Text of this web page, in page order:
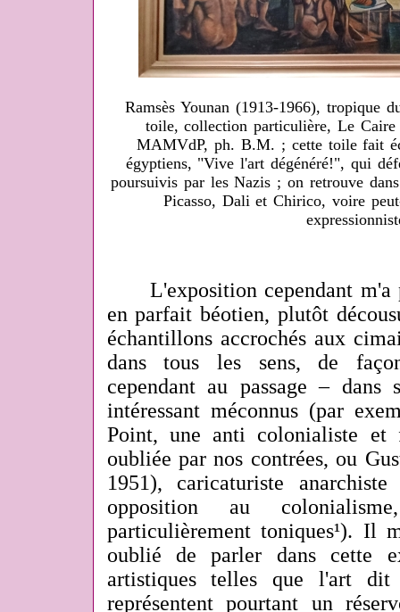
Ramsès Younan (1913-1966), tropique
toile, collection particulière, Le Caire
MAMVdP, ph. B.M. ; cette toile fait
égyptiens, "Vive l'art dégénéré!", qui
poursuivis par les Nazis ; on retrouve
Picasso, Dali et Chirico, voire
L'exposition cependant m'a
en parfait béotien, plutôt
échantillons accrochés aux
dans tous les sens, de
cependant au passage – dans
intéressant méconnus (par
Point, une anti colonialiste et
oubliée par nos contrées, ou
1951), caricaturiste
opposition au
particulièrement toniques¹). Il
oublié de parler dans cette
artistiques telles que l'art
représentent pourtant un